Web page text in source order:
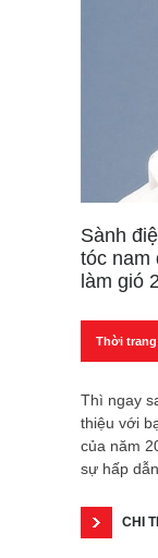
Sành
tóc nam
làm gió
Thời trang
Thì ngay
thiệu với
của năm
sự hấp
CHI